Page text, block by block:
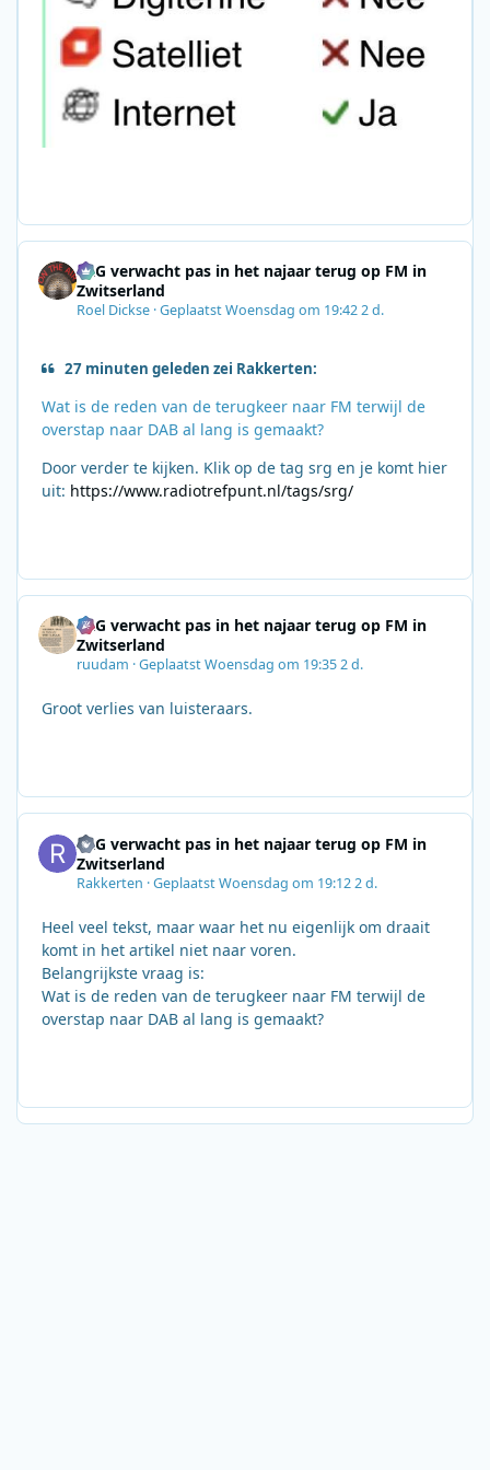
SRG verwacht pas in het najaar terug op FM in
Zwitserland
Roel Dickse ·GeplaatstWoensdag om 19:422 d.
27 minuten geleden zei Rakkerten:
Wat is de reden van de terugkeer naar FM terwijl de
overstap naar DAB al lang is gemaakt?
Door verder te kijken. Klik op de tag srg en je komt hier
uit: https://www.radiotrefpunt.nl/tags/srg/
SRG verwacht pas in het najaar terug op FM in
Zwitserland
ruudam ·GeplaatstWoensdag om 19:352 d.
Groot verlies van luisteraars.
SRG verwacht pas in het najaar terug op FM in
Zwitserland
Rakkerten ·GeplaatstWoensdag om 19:122 d.
Heel veel tekst, maar waar het nu eigenlijk om draait
komt in het artikel niet naar voren.
Belangrijkste vraag is:
Wat is de reden van de terugkeer naar FM terwijl de
overstap naar DAB al lang is gemaakt?